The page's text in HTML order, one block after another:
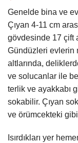
Genelde bina ve
Çıyan 4-11 cm
gövdesinde 17 çift
Gündüzleri evlerin
altlarında,
ve solucanlar ile
terlik ve ayakkabı
sokabilir. Çıyan
ve örümcekteki
Isırdıkları yer